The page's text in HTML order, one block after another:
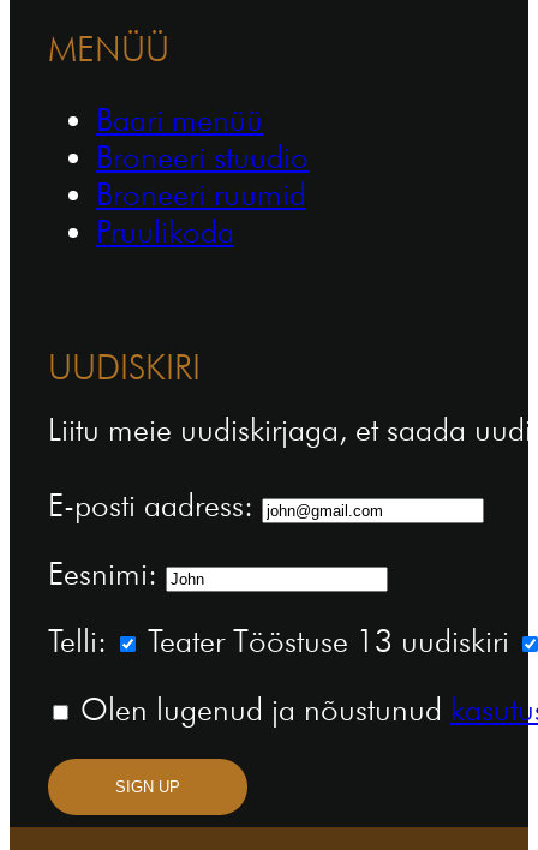
MENÜÜ
Baari menüü
Broneeri stuudio
Broneeri ruumid
Pruulikoda
UUDISKIRI
Liitu meie uudiskirjaga, et saada
E-posti aadress:
Eesnimi:
Telli:
Teater Tööstuse 13 uudiskiri
Olen lugenud ja nõustunud
SIGN UP